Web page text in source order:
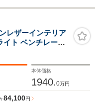
レザーインテリア
イト ベンチレータ
本体価格
1940.0万円
84,100円